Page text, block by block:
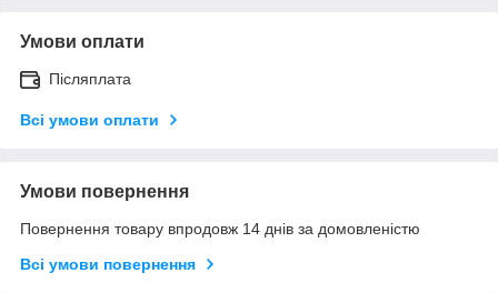
Умови оплати
Післяплата
Всі умови оплати
Умови повернення
Повернення товару впродовж 14 днів за домовленістю
Всі умови повернення